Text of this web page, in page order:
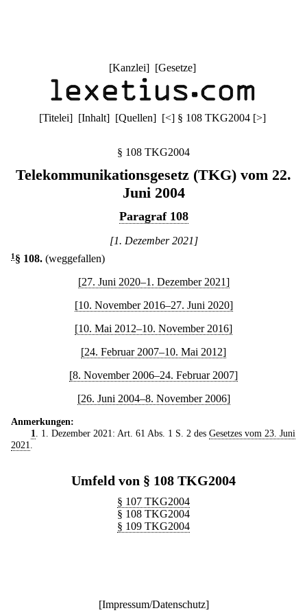
[Kanzlei] [Gesetze]
[Titelei] [Inhalt] [Quellen] [<] § 108 TKG2004 [>]
§ 108 TKG2004
Telekommunikationsgesetz (TKG) vom 22.
Juni 2004
Paragraf 108
[1. Dezember 2021]
1 § 108. (weggefallen)
[27. Juni 2020–1. Dezember 2021]
[10. November 2016–27. Juni 2020]
[10. Mai 2012–10. November 2016]
[24. Februar 2007–10. Mai 2012]
[8. November 2006–24. Februar 2007]
[26. Juni 2004–8. November 2006]
Anmerkungen:
1
. 1. Dezember 2021: Art. 61 Abs. 1 S. 2 des Gesetzes vom 23. Juni
2021
Umfeld von § 108 TKG2004
§ 107 TKG2004
§ 108 TKG2004
§ 109 TKG2004
[Impressum/Datenschutz]